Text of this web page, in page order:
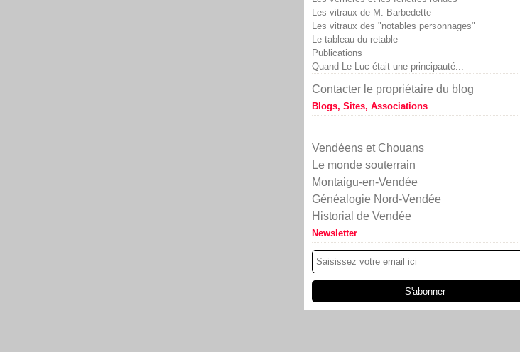
Les vitraux de M. Barbedette
Les vitraux des "notables personnages"
Le tableau du retable
Publications
Quand Le Luc était une principauté...
Contacter le propriétaire du blog
Blogs, Sites, Associations
Vendéens et Chouans
Le monde souterrain
Montaigu-en-Vendée
Généalogie Nord-Vendée
Historial de Vendée
Newsletter